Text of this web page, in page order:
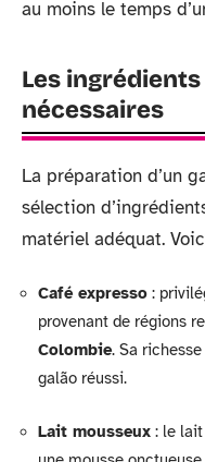
au moins le temps
Les
nécessaires
La préparation d’un
sélection
matériel adéquat.
Café expresso :
provenant de régions
Colombie. Sa
galão réussi.
Lait mousseux : le